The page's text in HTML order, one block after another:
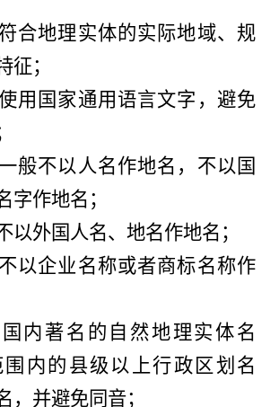
符合地理实体的实际地域、规
征；
使用国家通用语言文字，避免
一般不以人名作地名，不以国
字作地名；
以外国人名、地名作地名；
不以企业名称或者商标名称作
国内著名的自然地理实体名
内的县级以上行政区划名
，并避免同音；